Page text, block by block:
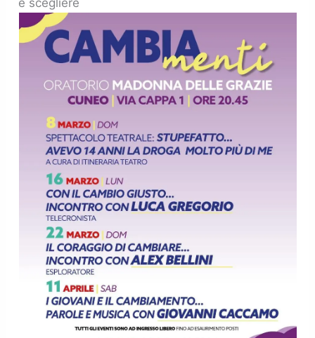
e scegliere